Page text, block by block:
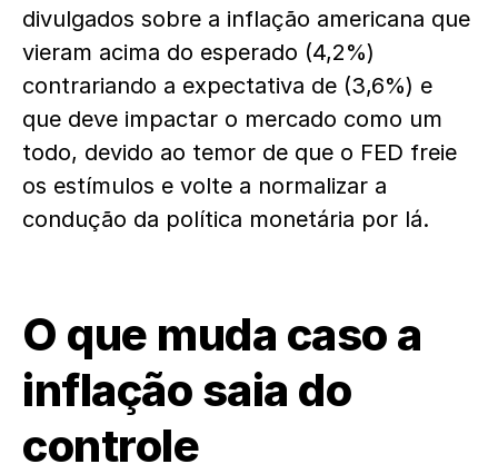
divulgados sobre a inflação americana que
vieram acima do esperado (4,2%)
contrariando a expectativa de (3,6%) e
que deve impactar o mercado como um
todo, devido ao temor de que o FED freie
os estímulos e volte a normalizar a
condução da política monetária por lá.
O que muda caso a
inflação saia do
controle